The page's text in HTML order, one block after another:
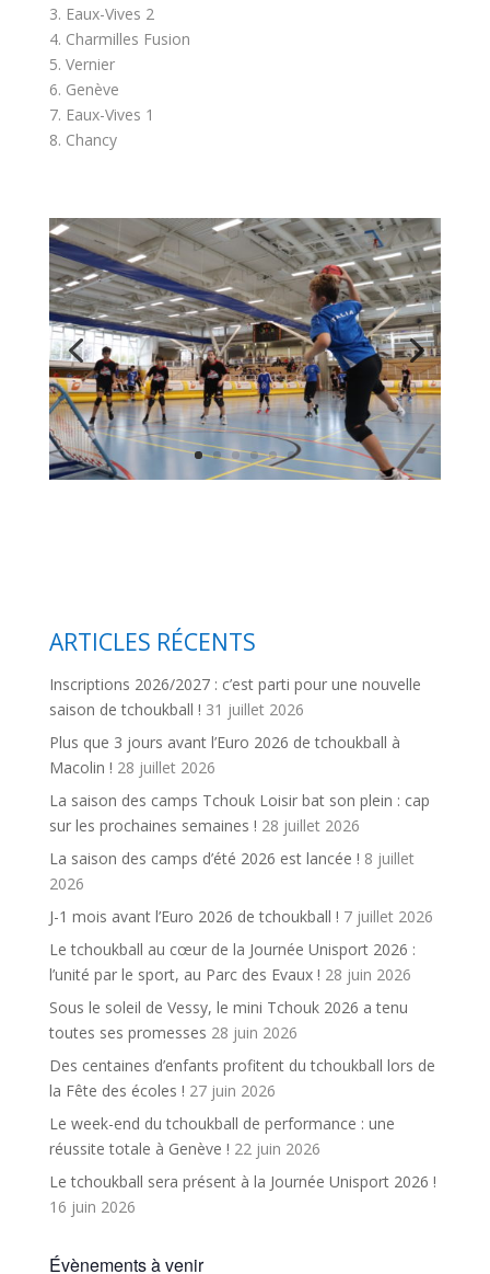
3. Eaux-Vives 2
4. Charmilles Fusion
5. Vernier
6. Genève
7. Eaux-Vives 1
8. Chancy
ARTICLES RÉCENTS
Inscriptions 2026/2027 : c’est parti pour une nouvelle
saison de tchoukball ! 31 juillet 2026
Plus que 3 jours avant l’Euro 2026 de tchoukball à
Macolin ! 28 juillet 2026
La saison des camps Tchouk Loisir bat son plein : cap
sur les prochaines semaines ! 28 juillet 2026
La saison des camps d’été 2026 est lancée ! 8 juillet
2026
J-1 mois avant l’Euro 2026 de tchoukball ! 7 juillet 2026
Le tchoukball au cœur de la Journée Unisport 2026 :
l’unité par le sport, au Parc des Evaux ! 28 juin 2026
Sous le soleil de Vessy, le mini Tchouk 2026 a tenu
toutes ses promesses 28 juin 2026
Des centaines d’enfants profitent du tchoukball lors de
la Fête des écoles ! 27 juin 2026
Le week-end du tchoukball de performance : une
réussite totale à Genève ! 22 juin 2026
Le tchoukball sera présent à la Journée Unisport 2026 !
16 juin 2026
Évènements à venir